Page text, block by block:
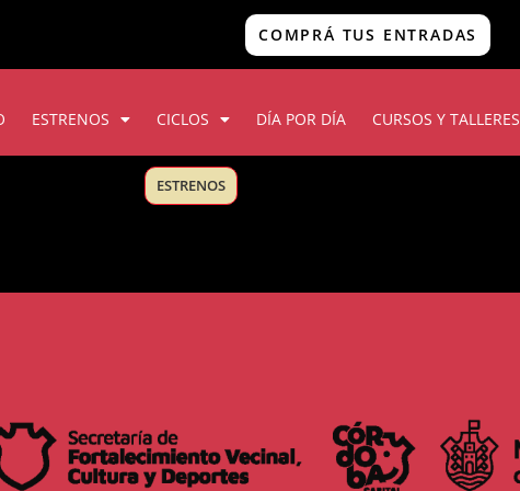
COMPRÁ TUS ENTRADAS
ESTRENOS CICLOS DÍA POR DÍA CURSOS Y TALLERES
ESTRENOS